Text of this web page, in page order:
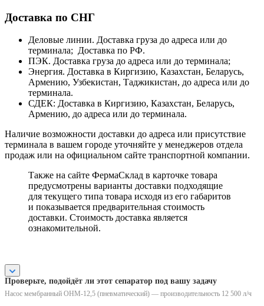
Доставка по СНГ
Деловые линии. Доставка груза до адреса или до
терминала; Доставка по РФ.
ПЭК. Доставка груза до адреса или до терминала;
Энергия. Доставка в Киргизию, Казахстан, Беларусь,
Армению, Узбекистан, Таджикистан, до адреса или до
терминала.
СДЕК: Доставка в Киргизию, Казахстан, Беларусь,
Армению, до адреса или до терминала.
Наличие возможности доставки до адреса или присутствие
терминала в вашем городе уточняйте у менеджеров отдела
продаж или на официальном сайте транспортной компании.
Также на сайте ФермаСклад в карточке товара
предусмотрены варианты доставки подходящие
для текущего типа товара исходя из его габаритов
и показывается предварительная стоимость
доставки. Стоимость доставка является
ознакомительной.
Проверьте, подойдёт ли этот сепаратор под вашу задачу
Насос мембранный ОНМ-12,5 (пневматический) — производительность 12 500 л/ч